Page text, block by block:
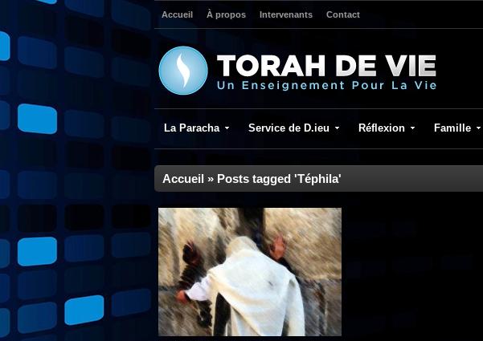
Accueil À propos Intervenants Contact
La Paracha Service de D.ieu Réflexion Famille
Accueil » Posts tagged 'Téphila'